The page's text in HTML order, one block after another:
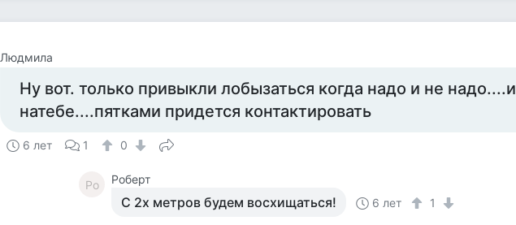
Людмила
Ну вот. только привыкли лобызаться когда надо и не надо....и
натебе....пятками придется контактировать
6 лет 1 0
Ро Роберт
С 2х метров будем восхищаться! 6 лет 1